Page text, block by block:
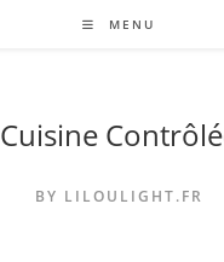
MENU
Cuisine
BY LILOULIGHT.FR